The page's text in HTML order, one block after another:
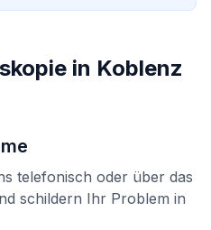
in Koblenz
telefonisch oder über das
schildern Ihr Problem in